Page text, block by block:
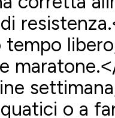
o a